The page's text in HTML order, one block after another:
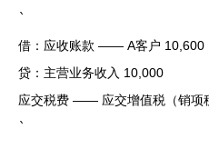
`
借：应收账款 —— A客户 10,600
贷：主营业务收入 10,000
应交税费 —— 应交增值税（销项
`